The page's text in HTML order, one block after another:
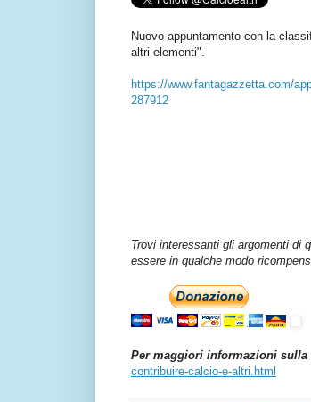
Nuovo appuntamento con la
altri elementi".
https://www.fantagazzetta.com/
287912
Trovi interessanti gli argomenti di
essere in qualche modo
Per maggiori informazioni sulla
contribuire-calcio-e-altri.html